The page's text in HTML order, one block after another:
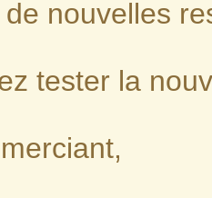
nouvelles
tester la